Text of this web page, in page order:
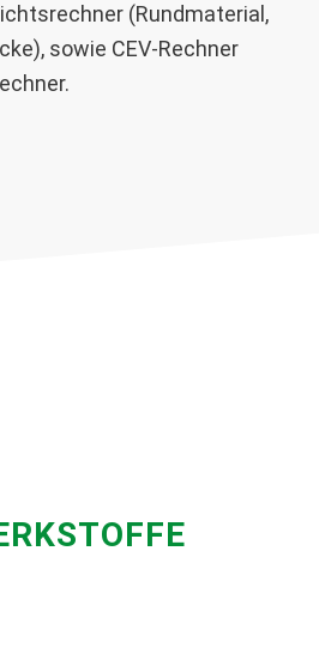
(Rundmaterial,
sowie CEV-Rechner